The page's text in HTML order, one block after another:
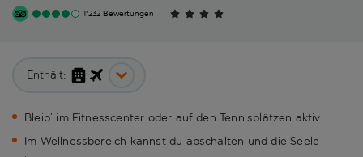
1'232 Bewertungen
Enthält:
Bleib’ im Fitnesscenter oder auf den Tennisplätzen aktiv
Im Wellnessbereich kannst du abschalten und die Seele